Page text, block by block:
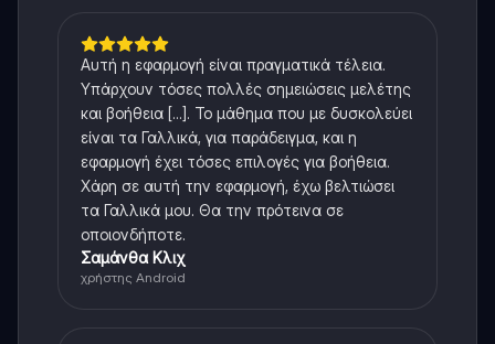
Αυτή η εφαρμογή είναι πραγματικά τέλεια.
Υπάρχουν τόσες πολλές σημειώσεις μελέτης
και βοήθεια [...]. Το μάθημα που με δυσκολεύει
είναι τα Γαλλικά, για παράδειγμα, και η
εφαρμογή έχει τόσες επιλογές για βοήθεια.
Χάρη σε αυτή την εφαρμογή, έχω βελτιώσει
τα Γαλλικά μου. Θα την πρότεινα σε
οποιονδήποτε.
Σαμάνθα Κλιχ
χρήστης Android